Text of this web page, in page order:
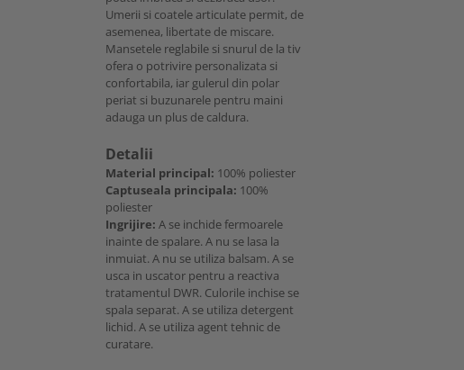
Umerii si coatele articulate permit, de
asemenea, libertate de miscare.
Mansetele reglabile si snurul de la tiv
ofera o potrivire personalizata si
confortabila, iar gulerul din polar
periat si buzunarele pentru maini
adauga un plus de caldura.
Detalii
Material principal: 100% poliester
Captuseala principala: 100%
poliester
Ingrijire: A se inchide fermoarele
inainte de spalare. A nu se lasa la
inmuiat. A nu se utiliza balsam. A se
usca in uscator pentru a reactiva
tratamentul DWR. Culorile inchise se
spala separat. A se utiliza detergent
lichid. A se utiliza agent tehnic de
curatare.